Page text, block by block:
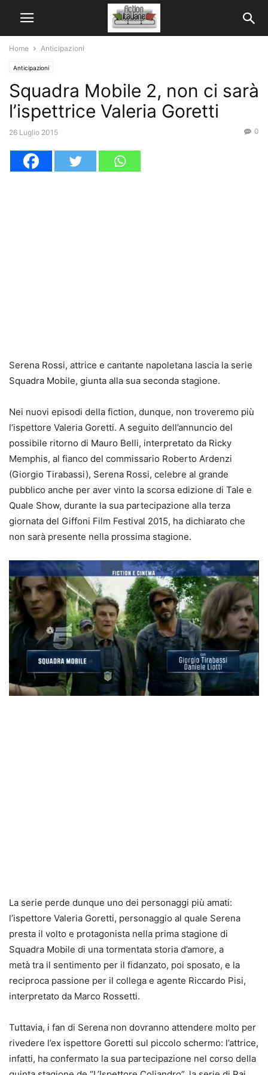
Home Anticipazioni
Anticipazioni
Squadra Mobile 2, non ci sarà
l’ispettrice Valeria Goretti
26 Luglio 2015 0
Serena Rossi, attrice e cantante napoletana lascia la serie
Squadra Mobile, giunta alla sua seconda stagione.
Nei nuovi episodi della fiction, dunque, non troveremo più
l’ispettore Valeria Goretti. A seguito dell’annuncio del
possibile ritorno di Mauro Belli, interpretato da Ricky
Memphis, al fianco del commissario Roberto Ardenzi
(Giorgio Tirabassi), Serena Rossi, celebre al grande
pubblico anche per aver vinto la scorsa edizione di Tale e
Quale Show, durante la sua partecipazione alla terza
giornata del Giffoni Film Festival 2015, ha dichiarato che
non sarà presente nella prossima stagione.
La serie perde dunque uno dei personaggi più amati:
l’ispettore Valeria Goretti, personaggio al quale Serena
presta il volto e protagonista nella prima stagione di
Squadra Mobile di una tormentata storia d’amore, a
metà tra il sentimento per il fidanzato, poi sposato, e la
reciproca passione per il collega e agente Riccardo Pisi,
interpretato da Marco Rossetti.
Tuttavia, i fan di Serena non dovranno attendere molto per
rivedere l’ex ispettore Goretti sul piccolo schermo: l’attrice,
infatti, ha confermato la sua partecipazione nel corso della